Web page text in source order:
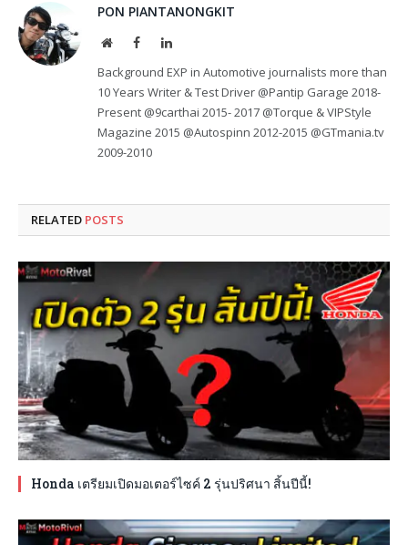
PON PIANTANONGKIT
WebsiteFacebookLinkedIn
Background EXP in Automotive journalists more than
10 Years Writer & Test Driver @Pantip Garage 2018-
Present @9carthai 2015- 2017 @Torque & VIPStyle
Magazine 2015 @Autospinn 2012-2015 @GTmania.tv
2009-2010
RELATED POSTS
Honda เตรียมเปิดมอเตอร์ไซค์ 2 รุ่นปริศนา สิ้นปีนี้!